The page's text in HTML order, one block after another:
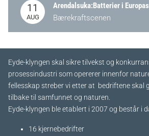
11
AUG
Bærekraftscenen
Eyde-klyngen skal sikre tilvekst og
prosessindustri som opererer innenfor
fellesskap streber vi etter at bedriftene skal
tilbake til samfunnet og naturen.
Eyde-klyngen ble etablert i 2007 og består i
16 kjernebedrifter​